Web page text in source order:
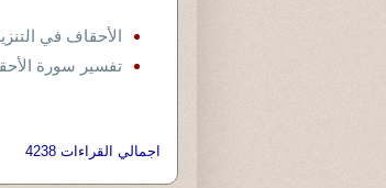
الأحقاف في
تفسير سورة
اجمالي القراءات 4238